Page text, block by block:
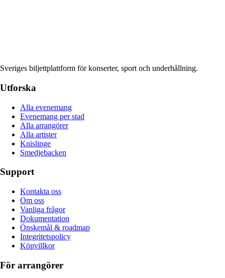
Sveriges biljettplattform för konserter, sport och underhållning.
Utforska
Alla evenemang
Evenemang per stad
Alla arrangörer
Alla artister
Knislinge
Smedjebacken
Support
Kontakta oss
Om oss
Vanliga frågor
Dokumentation
Önskemål & roadmap
Integritetspolicy
Köpvillkor
För arrangörer